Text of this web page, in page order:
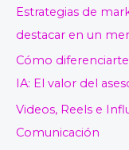
Estrategias de
destacar en un
Cómo
IA: El valor del
Videos, Reels e
Comunicación